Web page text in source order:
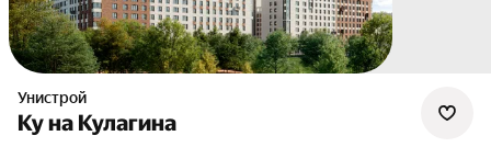
Унистрой
Ку на Кулагина